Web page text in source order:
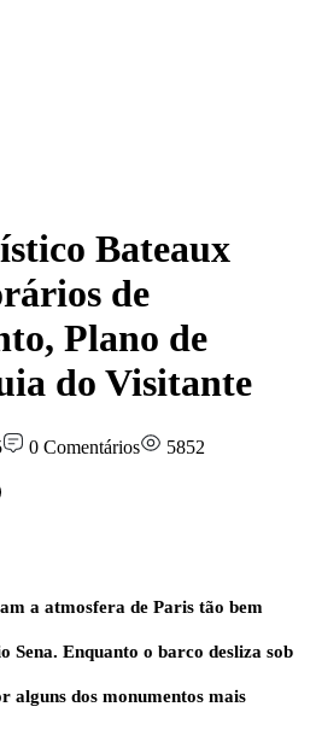
Bateaux
de
Plano de
do Visitante
0 Comentários
5852
a atmosfera de Paris tão bem
Sena. Enquanto o barco desliza sob
alguns dos monumentos mais